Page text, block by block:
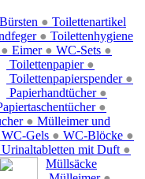
Bürsten ●
●
● Eimer ● WC-Sets ●
Toilettenartikel
Toilettenpapier ●
Toilettenpapierspender ●
Papierhandtücher ●
●
●
Toilettenhygiene
WC-Gels ● WC-Blöcke ●
Urinaltabletten mit Duft ●
Mülleimer und
Müllsäcke